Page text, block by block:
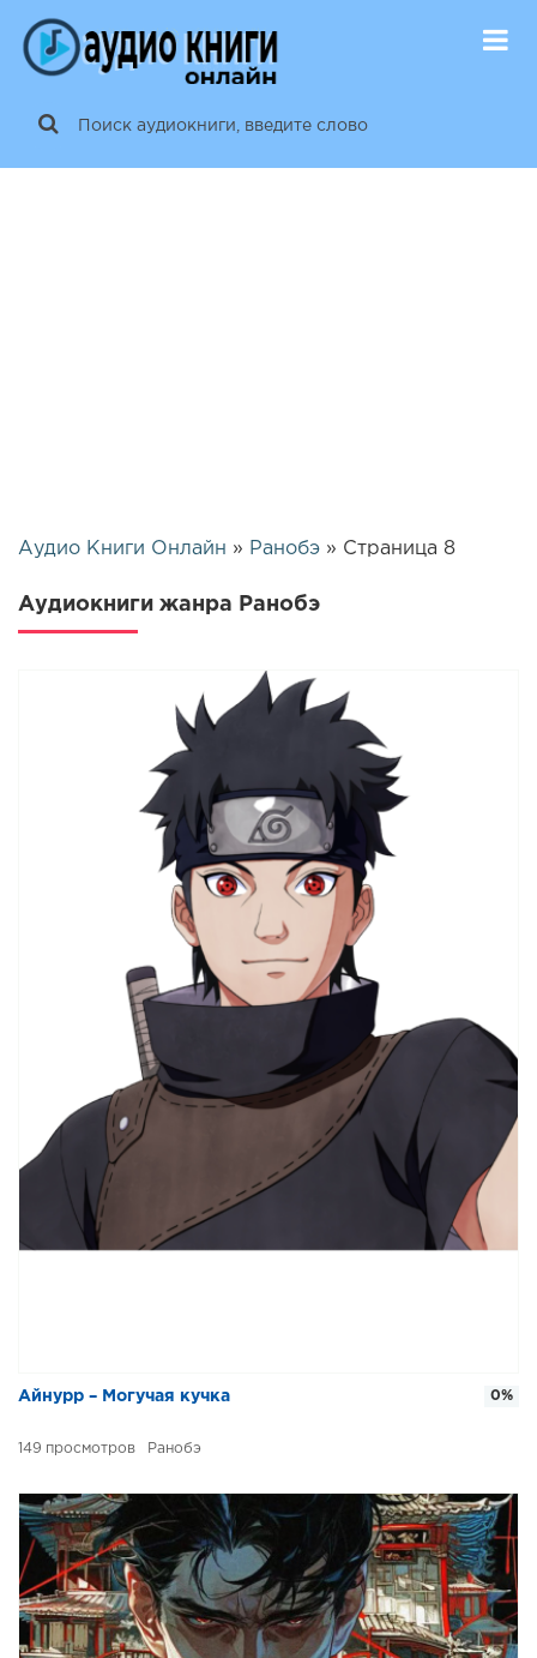
Аудио Книги Онлайн » Ранобэ » Страница 8
Аудиокниги жанра Ранобэ
Айнурр – Могучая кучка
149 Ранобэ
0%